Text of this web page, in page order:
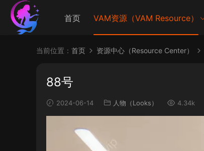
首页 VAM资源（VAM Resource）
当前位置： 首页 资源中心（Resource Center）
88号
2024-06-14 人物（Looks） 4.34k